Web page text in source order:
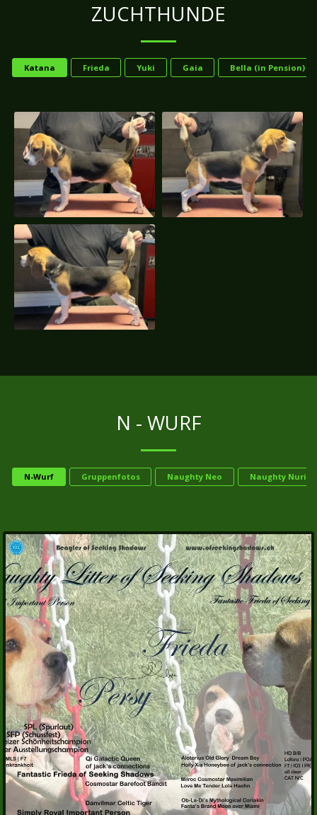
ZUCHTHUNDE
Katana Frieda Yuki Gaia Bella (in Pension)
N - WURF
N-Wurf Gruppenfotos Naughty Neo Naughty Nuri